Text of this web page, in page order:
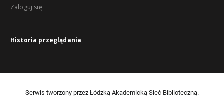
Zaloguj się
Historia przeglądania
Serwis tworzony przez Łódzką Akademicką Sieć Biblioteczną.